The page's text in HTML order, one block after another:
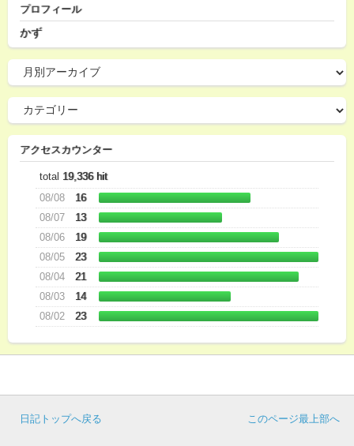
プロフィール
かず
アクセスカウンター
total 19,336 hit
08/08
16
08/07
13
08/06
19
08/05
23
08/04
21
08/03
14
08/02
23
このページ最上部へ
日記トップへ戻る